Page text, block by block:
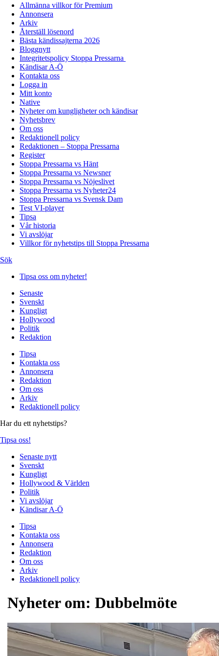
Allmänna villkor för Premium
Annonsera
Arkiv
Återställ lösenord
Bästa kändissajterna 2026
Bloggnytt
Integritetspolicy Stoppa Pressarna
Kändisar A-Ö
Kontakta oss
Logga in
Mitt konto
Native
Nyheter om kungligheter och kändisar
Nyhetsbrev
Om oss
Redaktionell policy
Redaktionen – Stoppa Pressarna
Register
Stoppa Pressarna vs Hänt
Stoppa Pressarna vs Newsner
Stoppa Pressarna vs Nöjeslivet
Stoppa Pressarna vs Nyheter24
Stoppa Pressarna vs Svensk Dam
Test VI-player
Tipsa
Vår historia
Vi avslöjar
Villkor för nyhetstips till Stoppa Pressarna
Sök
Tipsa oss om nyheter!
Senaste
Svenskt
Kungligt
Hollywood
Politik
Redaktion
Tipsa
Kontakta oss
Annonsera
Redaktion
Om oss
Arkiv
Redaktionell policy
Har du ett nyhetstips?
Tipsa oss!
Senaste nytt
Svenskt
Kungligt
Hollywood & Världen
Politik
Vi avslöjar
Kändisar A-Ö
Tipsa
Kontakta oss
Annonsera
Redaktion
Om oss
Arkiv
Redaktionell policy
Nyheter om: Dubbelmöte